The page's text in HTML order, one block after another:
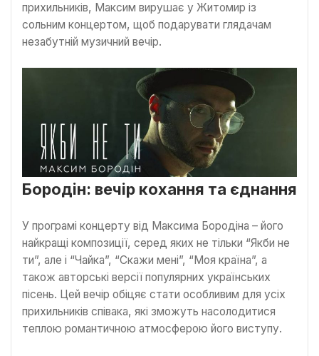
прихильників, Максим вирушає у Житомир із
сольним концертом, щоб подарувати глядачам
незабутній музичний вечір.
Бородін: вечір кохання та єднання
У програмі концерту від Максима Бородіна – його
найкращі композиції, серед яких не тільки “Якби не
ти”, але і “Чайка”, “Скажи мені”, “Моя країна”, а
також авторські версії популярних українських
пісень. Цей вечір обіцяє стати особливим для усіх
прихильників співака, які зможуть насолодитися
теплою романтичною атмосферою його виступу.